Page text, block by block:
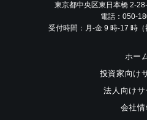
東京都中央区東日本橋 2-
電話：050-
受付時間：月-金 9 時-17 時（
ホー
投資家向け
法人向けサ
会社情